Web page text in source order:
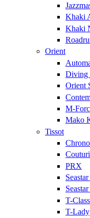
Khaki
Khaki
Orient
Diving
Orient
M-
Mako
Tissot
PRX
T-
T-Lady